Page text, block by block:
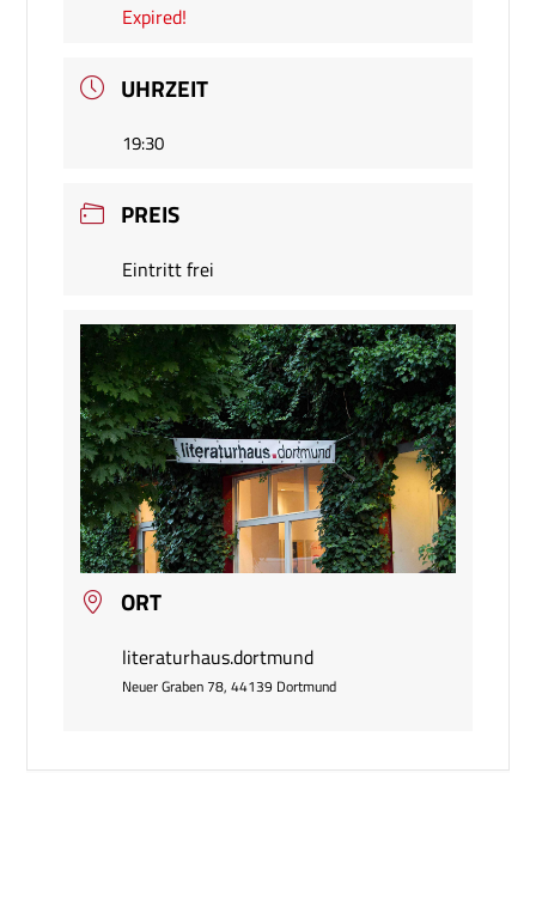
Expired!
UHRZEIT
19:30
PREIS
Eintritt frei
ORT
literaturhaus.dortmund
Neuer Graben 78, 44139 Dortmund